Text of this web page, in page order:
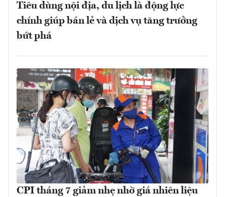
Tiêu dùng nội địa, du lịch là động lực
chính giúp bán lẻ và dịch vụ tăng trưởng
bứt phá
CPI tháng 7 giảm nhẹ nhờ giá nhiên liệu